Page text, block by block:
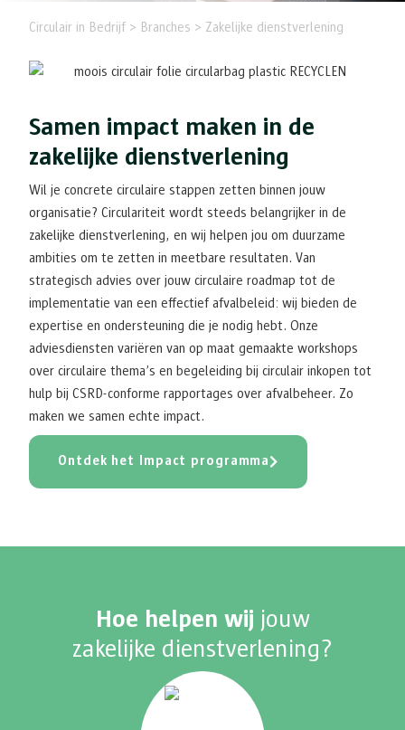
Circulair in Bedrijf > Branches > Zakelijke dienstverlening
Samen impact maken in de
zakelijke dienstverlening
Wil je concrete circulaire stappen zetten binnen jouw
organisatie? Circulariteit wordt steeds belangrijker in de
zakelijke dienstverlening, en wij helpen jou om duurzame
ambities om te zetten in meetbare resultaten. Van
strategisch advies over jouw circulaire roadmap tot de
implementatie van een effectief afvalbeleid: wij bieden de
expertise en ondersteuning die je nodig hebt. Onze
adviesdiensten variëren van op maat gemaakte workshops
over circulaire thema’s en begeleiding bij circulair inkopen tot
hulp bij CSRD-conforme rapportages over afvalbeheer. Zo
maken we samen echte impact.
Ontdek het Impact programma
Hoe helpen wij jouw
zakelijke dienstverlening?